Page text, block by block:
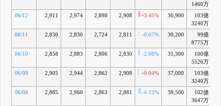
1460万
06/12 2,911 2,974 2,898 2,908 +3.45% 36,900
103億
3240万
06/11 2,830 2,830 2,724 2,811 -0.67% 30,200
99億
8775万
06/10 2,858 2,883 2,806 2,830 -2.68% 31,300
100億
5526万
06/09 2,905 2,944 2,862 2,908 +0.94% 37,000
103億
3240万
06/08 2,885 2,960 2,863 2,881 -4.13% 39,500
102億
3647万